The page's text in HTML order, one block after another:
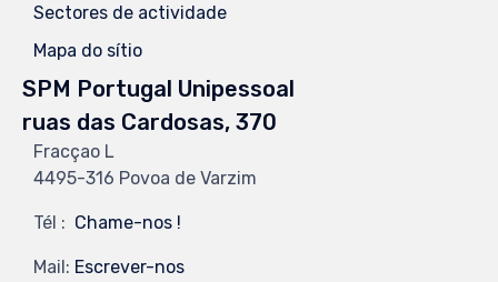
Sectores de actividade
Mapa do sítio
SPM Portugal Unipessoal
ruas das Cardosas, 370
Fracçao L
4495-316 Povoa de Varzim
Tél : Chame-nos !
Mail: Escrever-nos